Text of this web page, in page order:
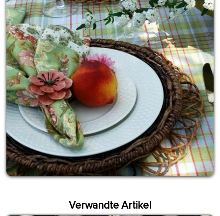
Verwandte Artikel